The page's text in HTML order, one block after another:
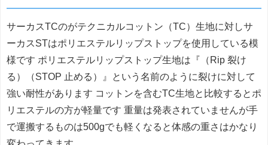
サーカスTCのがテクニカルコットン（TC）生地に対しサ
ーカスSTはポリエステルリップストップを使用している模
様です ポリエステルリップストップ生地は『（Rip 裂け
る）（STOP 止める）』という名前のように裂けに対して
強い耐性があります コットンを含むTC生地と比較するとポ
リエステルの方が軽量です 重量は発表されていませんが手
で運搬するものは500gでも軽くなると体感の重さはかなり